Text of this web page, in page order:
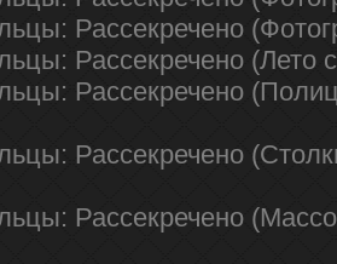
Рассекречено
Рассекречено (Лето
Рассекречено
Рассекречено
Рассекречено